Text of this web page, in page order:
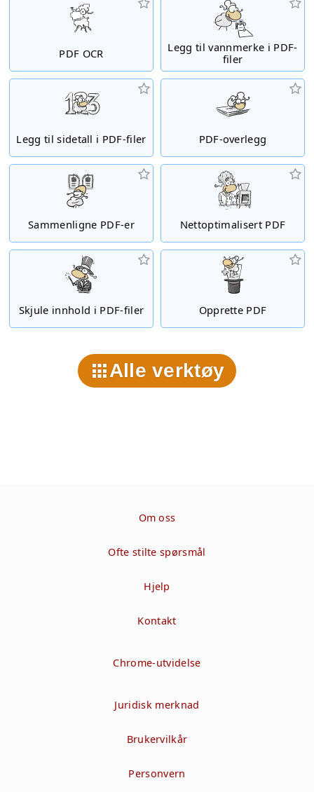
PDF OCR
Legg til vannmerke i PDF-
filer
Legg til sidetall i PDF-filer PDF-overlegg
Sammenligne PDF-er Nettoptimalisert PDF
Skjule innhold i PDF-filer Opprette PDF
Alle verktøy
Om oss
Ofte stilte spørsmål
Hjelp
Kontakt
Chrome-utvidelse
Juridisk merknad
Brukervilkår
Personvern